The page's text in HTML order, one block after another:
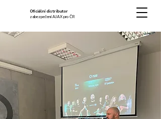
Oficiální distributor
zabezpečení AJAX pro ČR